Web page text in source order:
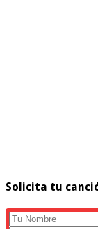
Solicita tu